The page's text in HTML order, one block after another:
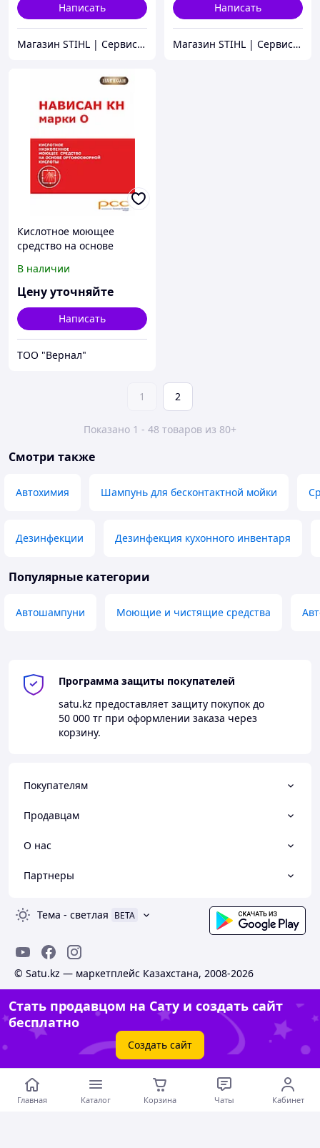
Написать
Магазин STIHL | Сервисный Центр ШТИЛЬ
Написать
Магазин STIHL | Сервисный Центр ШТИЛЬ
Кислотное моющее
средство на основе
СИП, НАВИСАН КН-О
В наличии
Цену уточняйте
Написать
ТОО "Вернал"
1 2
Показано 1 - 48 товаров из 80+
Смотри также
Автохимия Шампунь для бесконтактной мойки
Дезинфекции Дезинфекция кухонного инвентаря
Популярные категории
Автошампуни Моющие и чистящие средства
Программа защиты покупателей
satu.kz предоставляет защиту покупок до
50 000 тг при оформлении заказа через
корзину.
Покупателям
Продавцам
О нас
Партнеры
Тема - светлая BETA
© Satu.kz — маркетплейс Казахстана, 2008-2026
Стать продавцом на Сату и создать сайт
бесплатно
Создать сайт
Главная Каталог Корзина Чаты Кабинет